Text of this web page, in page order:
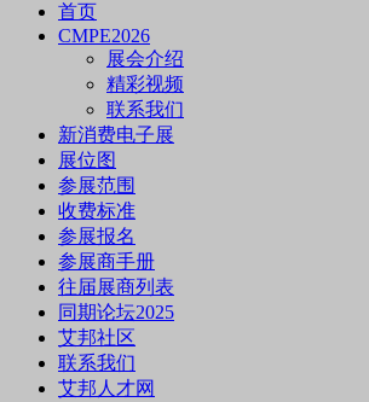
首页
CMPE2026
展会介绍
精彩视频
联系我们
新消费电子展
展位图
参展范围
收费标准
参展报名
参展商手册
往届展商列表
同期论坛2025
艾邦社区
联系我们
艾邦人才网